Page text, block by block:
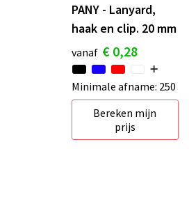
PANY - Lanyard,
haak en clip. 20 mm
vanaf € 0,28
Minimale afname: 250
Bereken mijn
prijs